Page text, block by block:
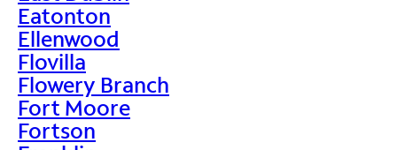
Eatonton
Ellenwood
Flovilla
Flowery Branch
Fort Moore
Fortson